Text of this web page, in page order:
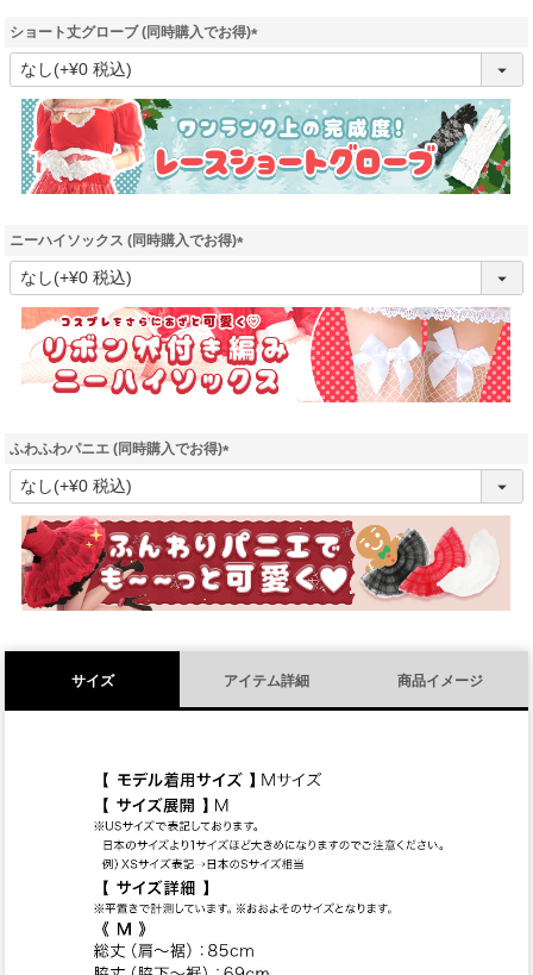
ショート丈グローブ (同時購入でお得)
(
須
)
ニーハイソックス (同時購入でお得)
(
須
)
ふわふわパニエ (同時購入でお得)
(
須
)
サイズ アイテム詳細 商品イメージ